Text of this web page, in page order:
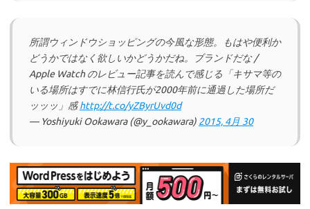
所謂ウィンドウショッピングの今風な形態。もはや便利か
どうかではなく欲しいかどうかだね。ブランドだな /
Apple Watch のレビュー記事を読んで感じる「キサマ等の
いる場所はすでに林信行氏が2000年前に通過した場所だ
ッッッ」感http://t.co/yZByrUvd0d
— Yoshiyuki Ookawara (@y_ookawara) 2015, 4月 30